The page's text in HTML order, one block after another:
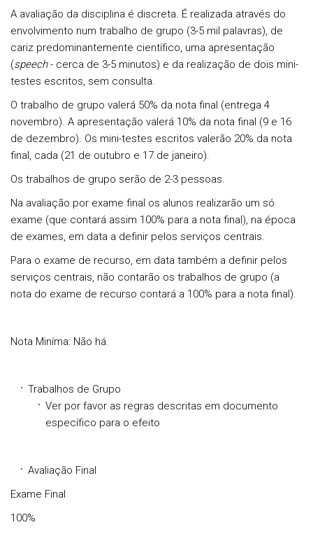
A avaliação da disciplina é discreta. É realizada através do
envolvimento num trabalho de grupo (3-5 mil palavras), de
cariz predominantemente científico, uma apresentação
(speech- cerca de 3-5 minutos) e da realização de dois mini-
testes escritos, sem consulta.
O trabalho de grupo valerá 50% da nota final (entrega 4
novembro). A apresentação valerá 10% da nota final (9 e 16
de dezembro). Os mini-testes escritos valerão 20% da nota
final, cada (21 de outubro e 17 de janeiro).
Os trabalhos de grupo serão de 2-3 pessoas.
Na avaliação por exame final os alunos realizarão um só
exame (que contará assim 100% para a nota final), na época
de exames, em data a definir pelos serviços centrais.
Para o exame de recurso, em data também a definir pelos
serviços centrais, não contarão os trabalhos de grupo (a
nota do exame de recurso contará a 100% para a nota final).
Nota Miníma: Não há.
Trabalhos de Grupo
Ver por favor as regras descritas em documento
específico para o efeito
Avaliação Final
Exame Final
100%